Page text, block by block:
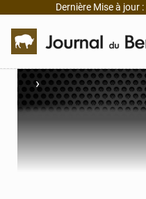
Dernière Mise à jour
›